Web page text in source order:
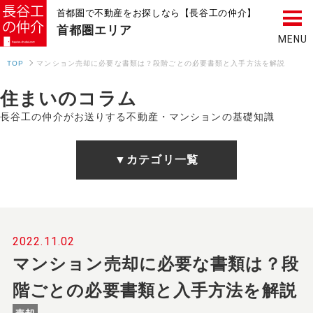
首都圏で不動産をお探しなら【長谷工の仲介】
首都圏 エリア
TOP マンション売却に必要な書類は？段階ごとの必要書類と入手方法を解説
住まいのコラム
長谷工の仲介がお送りする不動産・マンションの基礎知識
▼カテゴリ一覧
2022.11.02
マンション売却に必要な書類は？段
階ごとの必要書類と入手方法を解説